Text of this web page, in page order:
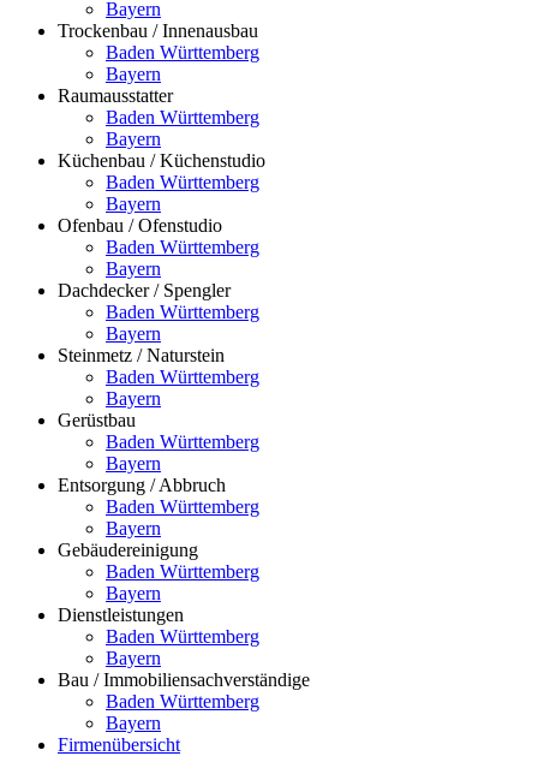
Bayern
Trockenbau / Innenausbau
Baden Württemberg
Bayern
Raumausstatter
Baden Württemberg
Bayern
Küchenbau / Küchenstudio
Baden Württemberg
Bayern
Ofenbau / Ofenstudio
Baden Württemberg
Bayern
Dachdecker / Spengler
Baden Württemberg
Bayern
Steinmetz / Naturstein
Baden Württemberg
Bayern
Gerüstbau
Baden Württemberg
Bayern
Entsorgung / Abbruch
Baden Württemberg
Bayern
Gebäudereinigung
Baden Württemberg
Bayern
Dienstleistungen
Baden Württemberg
Bayern
Bau / Immobiliensachverständige
Baden Württemberg
Bayern
Firmenübersicht